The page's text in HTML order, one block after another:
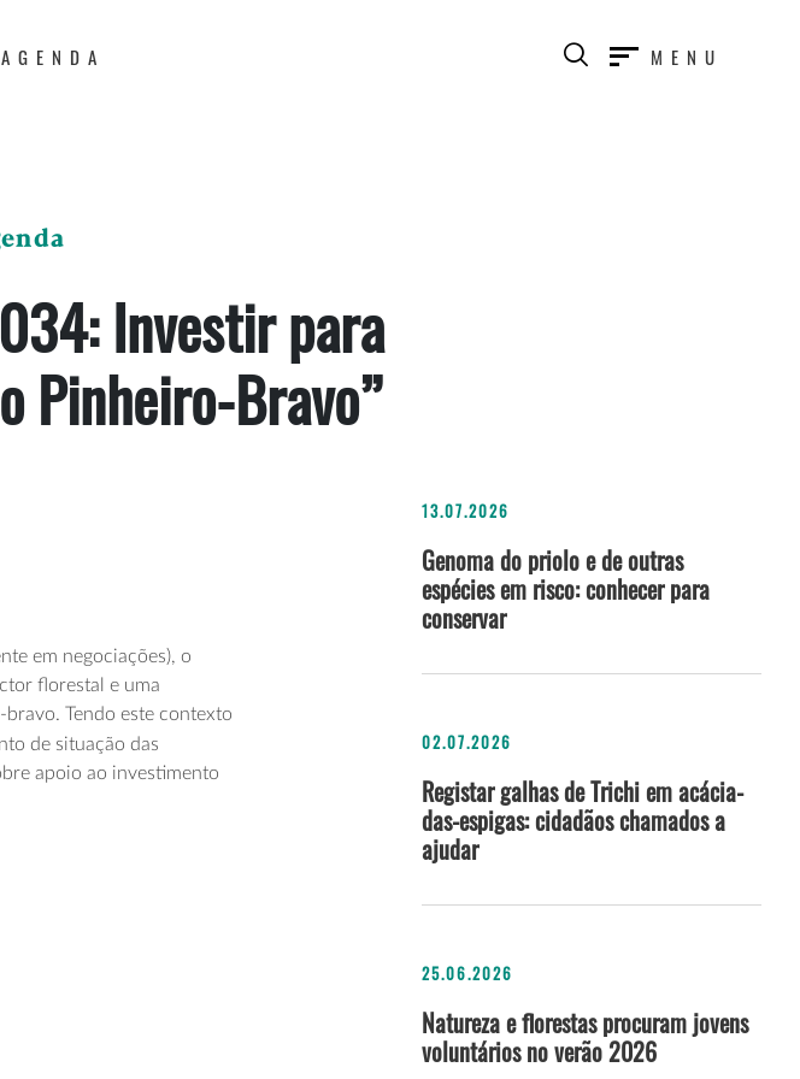
MENU
Investir para
Pinheiro-Bravo”
em negociações), o
florestal e uma
Tendo este contexto
de situação das
apoio ao investimento
13.07.2026
Genoma do priolo e de outras
espécies em risco: conhecer para
conservar
02.07.2026
Registar galhas de Trichi em acácia-
das-espigas: cidadãos chamados a
ajudar
25.06.2026
Natureza e florestas procuram jovens
voluntários no verão 2026